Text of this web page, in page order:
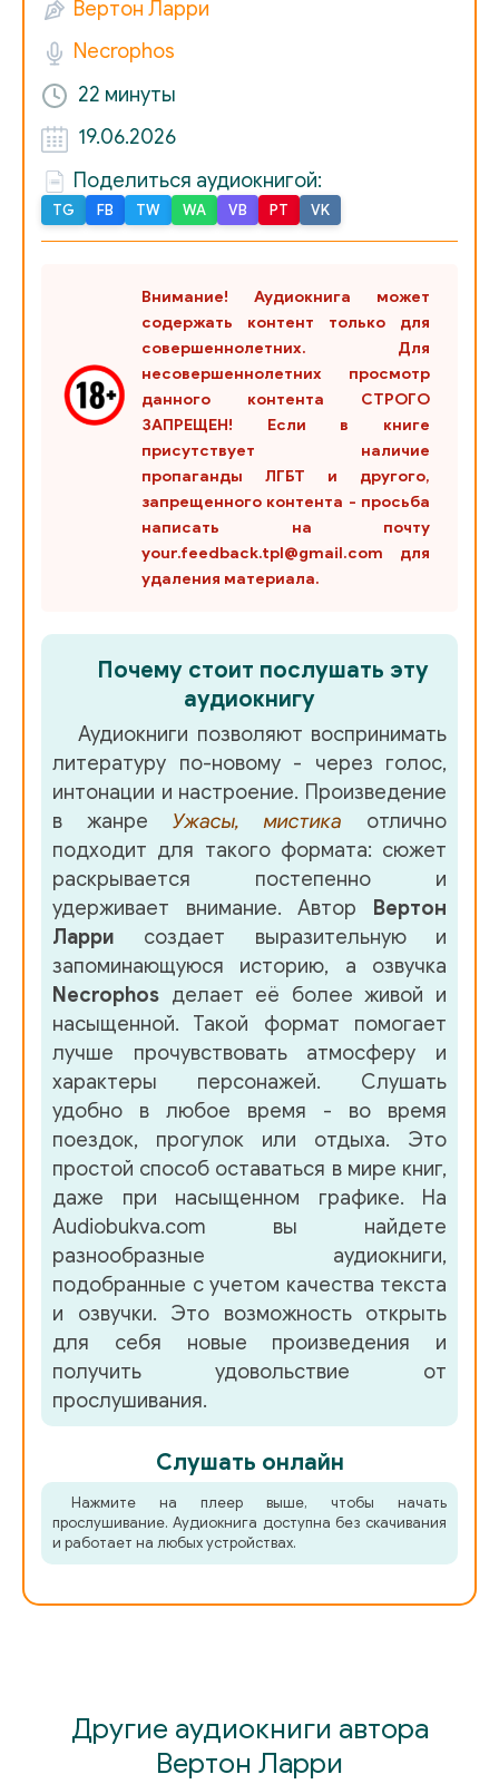
Вертон Ларри
Necrophos
22 минуты
19.06.2026
Поделиться аудиокнигой:
TG FB TW WA VB PT VK
Внимание! Аудиокнига может
содержать контент только для
совершеннолетних. Для
несовершеннолетних просмотр
данного контента СТРОГО
ЗАПРЕЩЕН! Если в книге
присутствует наличие
пропаганды ЛГБТ и другого,
запрещенного контента - просьба
написать на почту
your.feedback.tpl@gmail.com для
удаления материала.
Почему стоит послушать эту
аудиокнигу
Аудиокниги позволяют воспринимать
литературу по-новому - через голос,
интонации и настроение. Произведение
в жанре Ужасы, мистика отлично
подходит для такого формата: сюжет
раскрывается постепенно и
удерживает внимание. Автор Вертон
Ларри создает выразительную и
запоминающуюся историю, а озвучка
Necrophos делает её более живой и
насыщенной. Такой формат помогает
лучше прочувствовать атмосферу и
характеры персонажей. Слушать
удобно в любое время - во время
поездок, прогулок или отдыха. Это
простой способ оставаться в мире книг,
даже при насыщенном графике. На
Audiobukva.com вы найдете
разнообразные аудиокниги,
подобранные с учетом качества текста
и озвучки. Это возможность открыть
для себя новые произведения и
получить удовольствие от
прослушивания.
Слушать онлайн
Нажмите на плеер выше, чтобы начать
прослушивание. Аудиокнига доступна без скачивания
и работает на любых устройствах.
Другие аудиокниги автора
Вертон Ларри